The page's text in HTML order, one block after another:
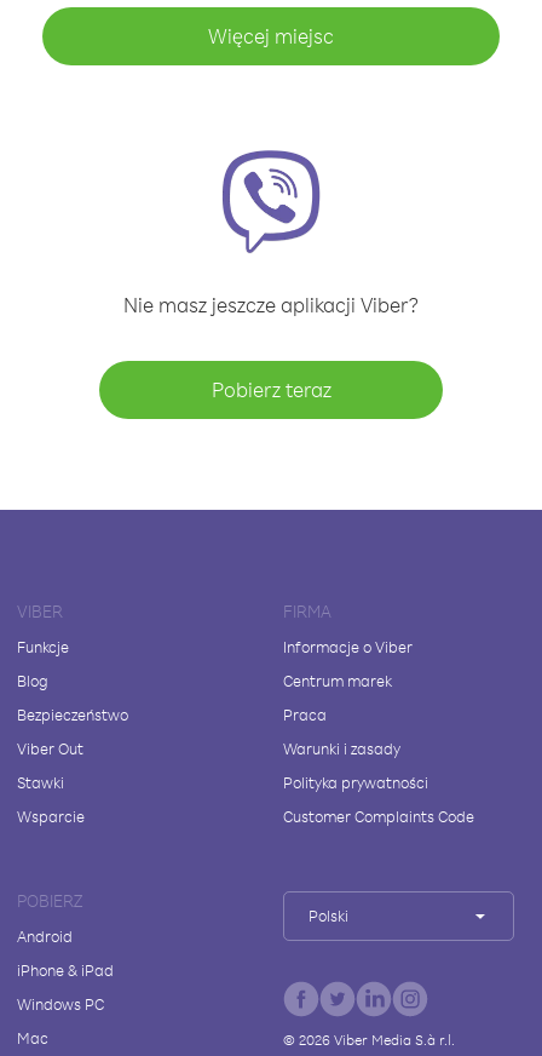
Więcej miejsc
Nie masz jeszcze aplikacji Viber?
Pobierz teraz
VIBER
Funkcje
Blog
Bezpieczeństwo
Viber Out
Stawki
Wsparcie
FIRMA
Informacje o Viber
Centrum marek
Praca
Warunki i zasady
Polityka prywatności
Customer Complaints Code
POBIERZ
Android
iPhone & iPad
Windows PC
Mac
Polski
© 2026Viber Media S.à r.l.